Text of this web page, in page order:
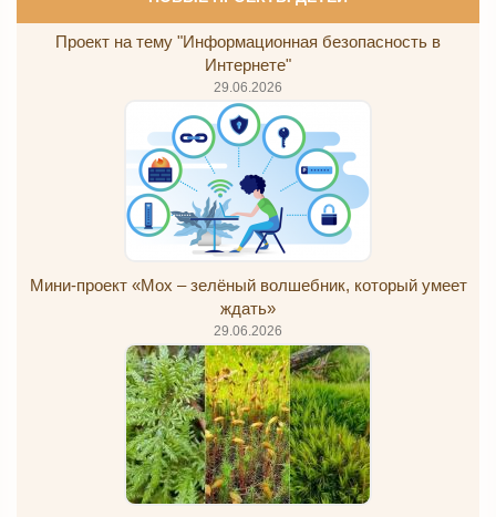
Проект на тему "Информационная безопасность в
Интернете"
29.06.2026
Мини-проект «Мох – зелёный волшебник, который умеет
ждать»
29.06.2026